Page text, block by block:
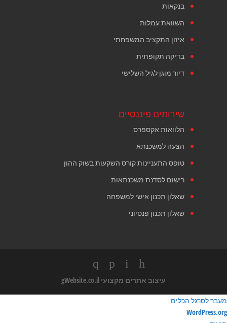
בנקאות
השוואת עמלות
איזון התקציב המשפחתי
בדיקה תקופתית
דיור מוגן לגיל השלישי
שירותים פיננסיים
הלוואות אקספרס
הצעה למשכנתא
טופס התעניינות קורס השקעות בשוק ההון
רישום לסדנת משכנתאות
שאלון תכנון אישי למשפחה
שאלון תכנון פנסיוני
עיצוב אתרים מקצועי
מעבר לסרגל הכלים
אודות
WordPress.org